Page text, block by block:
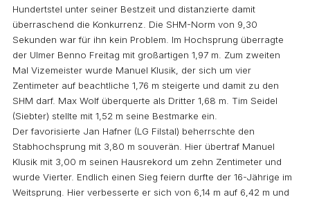
Hundertstel unter seiner Bestzeit und distanzierte damit
überraschend die Konkurrenz. Die SHM-Norm von 9,30
Sekunden war für ihn kein Problem. Im Hochsprung überragte
der Ulmer Benno Freitag mit großartigen 1,97 m. Zum zweiten
Mal Vizemeister wurde Manuel Klusik, der sich um vier
Zentimeter auf beachtliche 1,76 m steigerte und damit zu den
SHM darf. Max Wolf überquerte als Dritter 1,68 m. Tim Seidel
(Siebter) stellte mit 1,52 m seine Bestmarke ein.
Der favorisierte Jan Hafner (LG Filstal) beherrschte den
Stabhochsprung mit 3,80 m souverän. Hier übertraf Manuel
Klusik mit 3,00 m seinen Hausrekord um zehn Zentimeter und
wurde Vierter. Endlich einen Sieg feiern durfte der 16-Jährige im
Weitsprung. Hier verbesserte er sich von 6,14 m auf 6,42 m und